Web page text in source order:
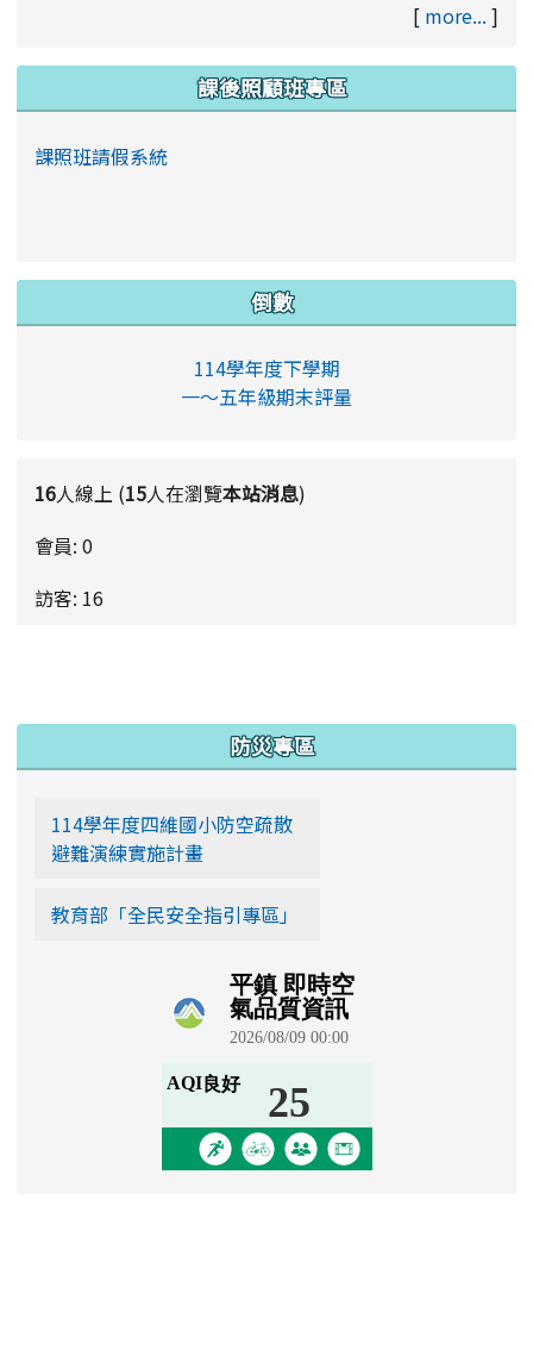
[ more... ]
課後照顧班專區
課照班請假系統
倒數
114學年度下學期
一～五年級期末評量
16人線上 (15人在瀏覽本站消息)
會員: 0
訪客: 16
防災專區
114學年度四維國小防空疏散
避難演練實施計畫
教育部「全民安全指引專區」